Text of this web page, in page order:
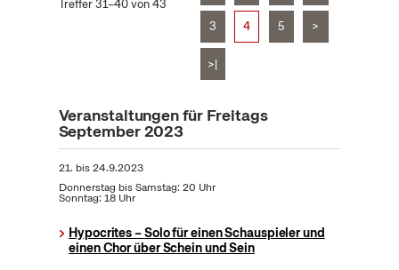
Treffer 31–40 von 43
3 4 5 >
>|
Veranstaltungen für Freitags
September 2023
21. bis24.9.2023
Donnerstag bis Samstag: 20 Uhr
Sonntag: 18 Uhr
Hypocrites – Solo für einen Schauspieler und
einen Chor über Schein und Sein